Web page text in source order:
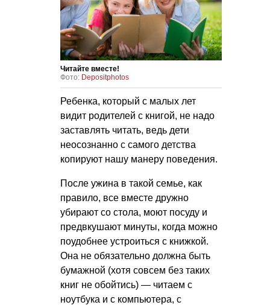
Читайте вместе!
Фото: Depositphotos
Ребенка, который с малых лет
видит родителей с книгой, не надо
заставлять читать, ведь дети
неосознанно с самого детства
копируют нашу манеру поведения.
После ужина в такой семье, как
правило, все вместе дружно
убирают со стола, моют посуду и
предвкушают минуты, когда можно
поудобнее устроиться с книжкой.
Она не обязательно должна быть
бумажной (хотя совсем без таких
книг не обойтись) — читаем с
ноутбука и с компьютера, с